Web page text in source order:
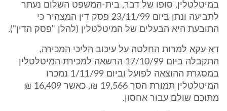
במיטלטלין. סופו של דבר, בית-המשפט השלום נעתר
לתביעה ונתן ביום 23/11/99 פסק דין המצהיר כי
התובעת היא הבעלים של המיטלטלין (להלן "פסק הדין").
דא עקא למרות החלטה על עיכוב הליכי המכירה,
התקבלה ביום 17/10/99 הרשאה למכירת המיטלטלין
במסגרת ההוצאה לפועל וביום 1/11/99 נמכרו
המיטלטלין תמורת הסך 19,566 ₪, כאשר 16,409 ₪
מתוכם שולם עבור אחסון.